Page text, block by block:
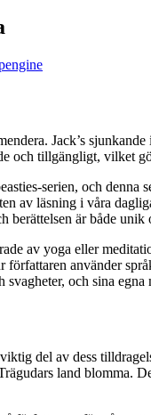
Jack’s
och tillgängligt, vilket
serien, och
av läsning i våra
berättelsen är både
av yoga eller
använder
och sina
del av dess
land blomma.